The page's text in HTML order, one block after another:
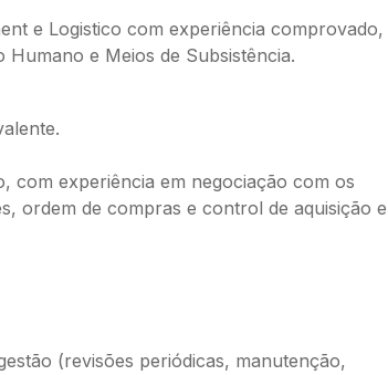
e Logistico com experiência comprovado,
e Meios de Subsistência.
com experiência em negociação com os
ordem de compras e control de aquisição e
(revisões periódicas, manutenção,